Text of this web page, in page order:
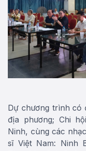
Dự chương trình có
địa phương; Chi
Ninh, cùng các
sĩ Việt Nam: Ninh